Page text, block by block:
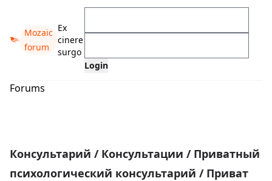
Mozaic
forum
Ex
cinere
surgo
Forums
Консультарий / Консультации / Приватный
психологический консультарий / Приват